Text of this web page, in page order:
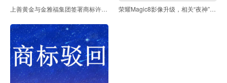
上善黄金与金雅福集团签署商标许可协议 荣耀Magic8影像升级，相关“夜神”商标已布局！